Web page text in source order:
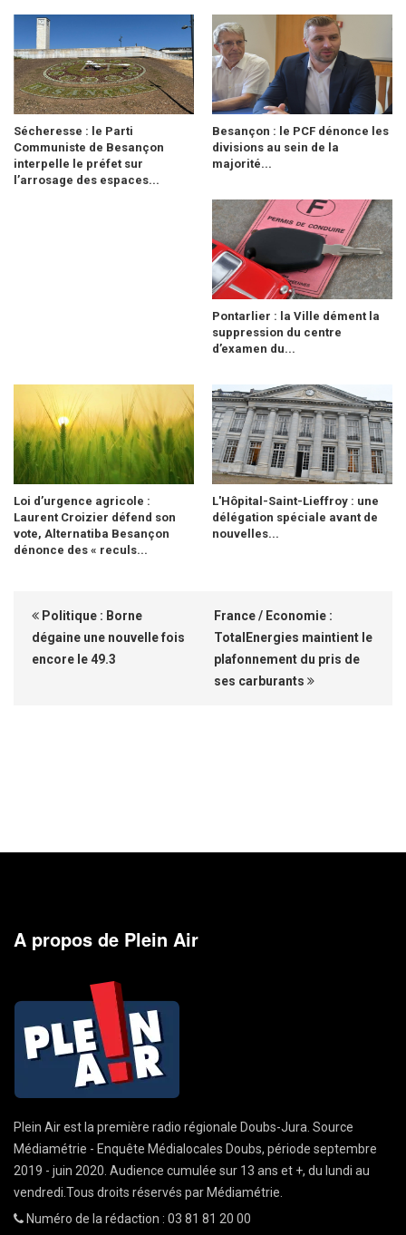
Sécheresse : le Parti
Communiste de Besançon
interpelle le préfet sur
l’arrosage des espaces...
Besançon : le PCF dénonce les
divisions au sein de la
majorité...
Pontarlier : la Ville dément la
suppression du centre
d’examen du...
Loi d’urgence agricole :
Laurent Croizier défend son
vote, Alternatiba Besançon
dénonce des « reculs...
L'Hôpital-Saint-Lieffroy : une
délégation spéciale avant de
nouvelles...
Politique : Borne
dégaine une nouvelle fois
encore le 49.3
France / Economie :
TotalEnergies maintient le
plafonnement du pris de
ses carburants
A propos de Plein Air
Plein Air est la première radio régionale Doubs-Jura. Source
Médiamétrie - Enquête Médialocales Doubs, période septembre
2019 - juin 2020. Audience cumulée sur 13 ans et +, du lundi au
vendredi.Tous droits réservés par Médiamétrie.
Numéro de la rédaction : 03 81 81 20 00